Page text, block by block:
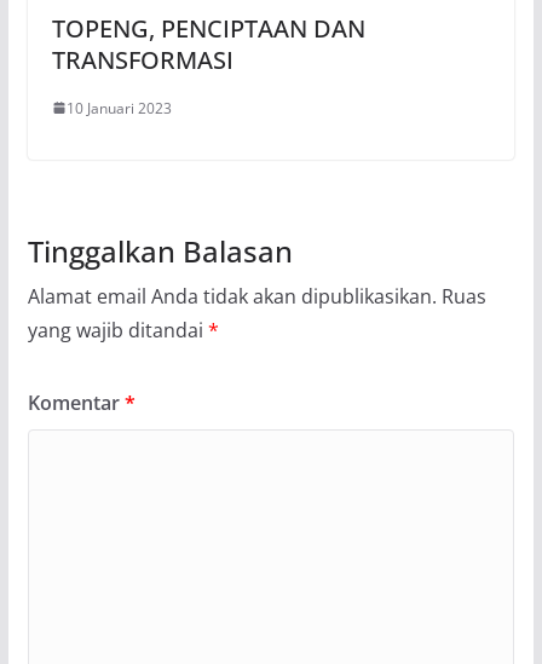
TOPENG, PENCIPTAAN DAN
TRANSFORMASI
10 Januari 2023
Tinggalkan Balasan
Alamat email Anda tidak akan dipublikasikan. Ruas
yang wajib ditandai *
Komentar*